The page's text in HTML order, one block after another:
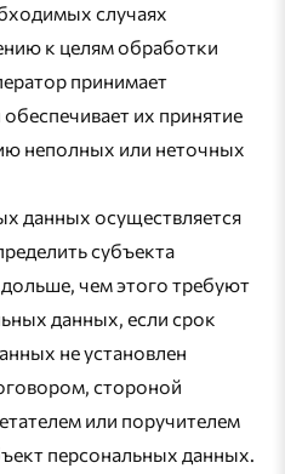
случаях
к целям обработки
принимает
их принятие
неполных или неточных
данных осуществляется
субъекта
чем этого требуют
данных, если срок
не установлен
стороной
или поручителем
персональных данных.